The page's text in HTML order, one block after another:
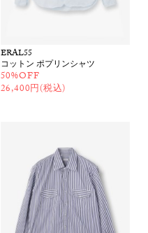
ERAL55
コットン ポプリンシャツ
50%OFF
26,400円(税込)